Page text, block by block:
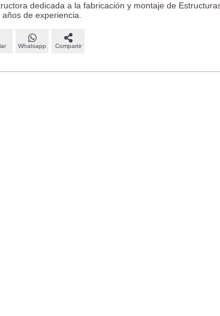
dedicada a la fabricación y montaje de
de experiencia.
Whatsapp Compartir